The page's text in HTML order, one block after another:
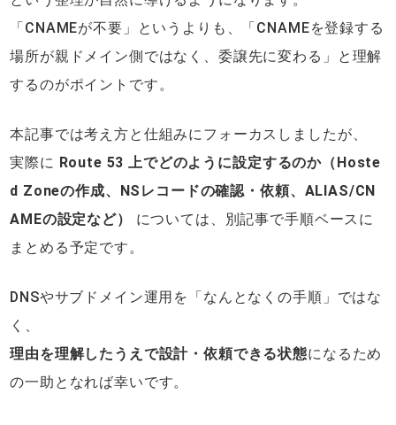
「CNAMEが不要」というよりも、「CNAMEを登録する
場所が親ドメイン側ではなく、委譲先に変わる」と理解
するのがポイントです。
本記事では考え方と仕組みにフォーカスしましたが、
実際に Route 53 上でどのように設定するのか（Hoste
d Zoneの作成、NSレコードの確認・依頼、ALIAS/CN
AMEの設定など）
については、別記事で手順ベースに
まとめる予定です。
DNSやサブドメイン運用を「なんとなくの手順」ではな
く、
理由を理解したうえで設計・依頼できる状態になるため
の一助となれば幸いです。